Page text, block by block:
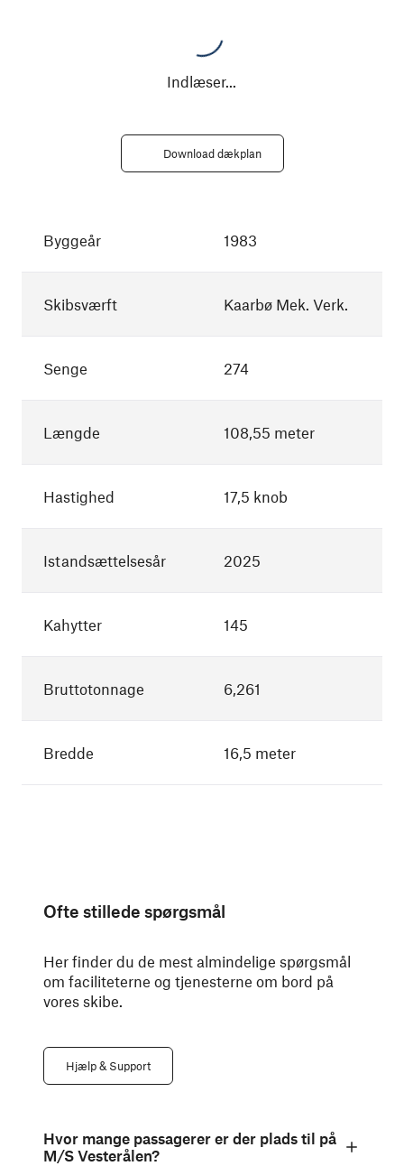
Indlæser...
Download dækplan
Byggeår 1983
Skibsværft Kaarbø Mek. Verk.
Senge 274
Længde 108,55 meter
Hastighed 17,5 knob
Istandsættelsesår 2025
Kahytter 145
Bruttotonnage 6,261
Bredde 16,5 meter
Ofte stillede spørgsmål
Her finder du de mest almindelige spørgsmål
om faciliteterne og tjenesterne om bord på
vores skibe.
Hjælp & Support
Hvor mange passagerer er der plads til på
M/S Vesterålen?